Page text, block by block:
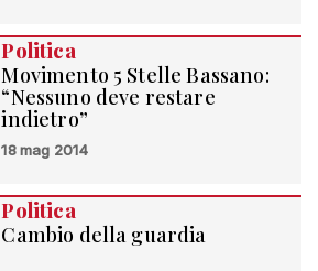
Politica
Movimento 5 Stelle Bassano:
“Nessuno deve restare
indietro”
18 mag 2014
Politica
Cambio della guardia